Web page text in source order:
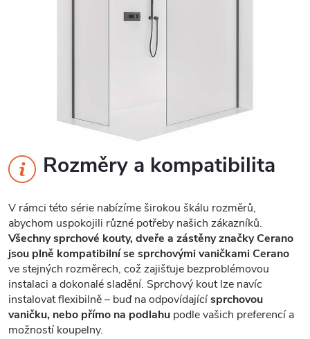
Rozměry a kompatibilita
V rámci této série nabízíme širokou škálu rozměrů,
abychom uspokojili různé potřeby našich zákazníků.
Všechny sprchové kouty, dveře a zástěny značky Cerano
jsou plně kompatibilní se sprchovými vaničkami Cerano
ve stejných rozměrech, což zajišťuje bezproblémovou
instalaci a dokonalé sladění. Sprchový kout lze navíc
instalovat flexibilně – buď na odpovídajícísprchovou
vaničku, nebo přímo na podlahu podle vašich preferencí a
možností koupelny.